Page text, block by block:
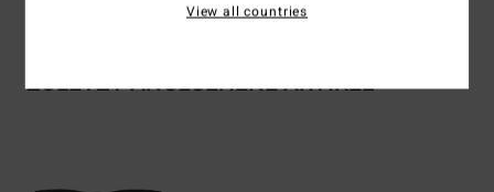
ZULETZT ANGESEHENE ARTIKEL
View all countries